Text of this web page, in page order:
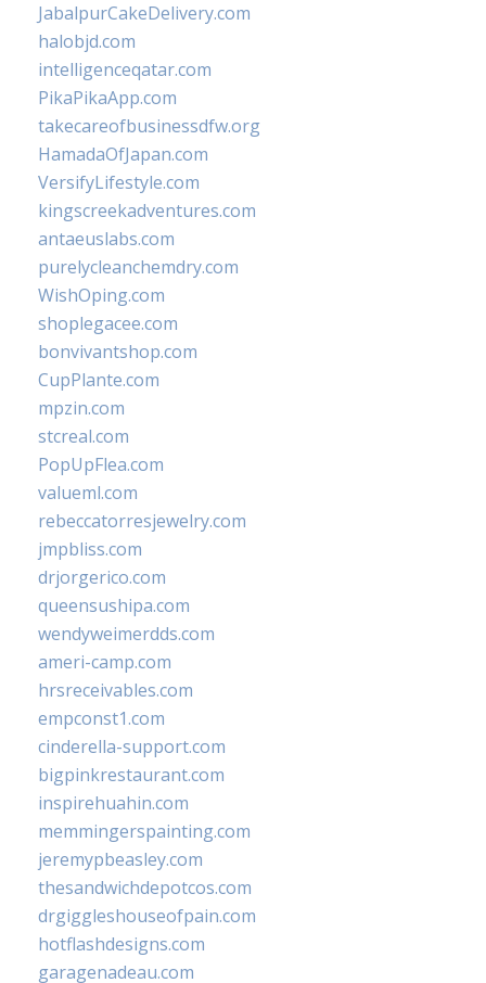
JabalpurCakeDelivery.com
halobjd.com
intelligenceqatar.com
PikaPikaApp.com
takecareofbusinessdfw.org
HamadaOfJapan.com
VersifyLifestyle.com
kingscreekadventures.com
antaeuslabs.com
purelycleanchemdry.com
WishOping.com
shoplegacee.com
bonvivantshop.com
CupPlante.com
mpzin.com
stcreal.com
PopUpFlea.com
valueml.com
rebeccatorresjewelry.com
jmpbliss.com
drjorgerico.com
queensushipa.com
wendyweimerdds.com
ameri-camp.com
hrsreceivables.com
empconst1.com
cinderella-support.com
bigpinkrestaurant.com
inspirehuahin.com
memmingerspainting.com
jeremypbeasley.com
thesandwichdepotcos.com
drgiggleshouseofpain.com
hotflashdesigns.com
garagenadeau.com